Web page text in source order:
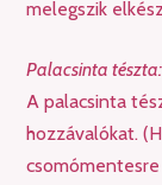
melegszik
Palacsinta tészta:
A palacsinta
hozzávalókat.